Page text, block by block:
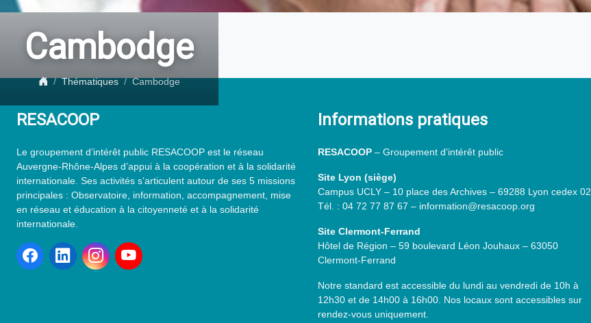
Cambodge
Thématiques Cambodge
RESACOOP
Le groupement d’intérêt public RESACOOP est le réseau
Auvergne-Rhône-Alpes d’appui à la coopération et à la solidarité
internationale. Ses activités s’articulent autour de ses 5 missions
principales : Observatoire, information, accompagnement, mise
en réseau et éducation à la citoyenneté et à la solidarité
internationale.
Informations pratiques
RESACOOP – Groupement d’intérêt public
Site Lyon (siège)
Campus UCLY – 10 place des Archives – 69288 Lyon cedex 02
Tél. : 04 72 77 87 67 – information@resacoop.org
Site Clermont-Ferrand
Hôtel de Région – 59 boulevard Léon Jouhaux – 63050
Clermont-Ferrand
Notre standard est accessible du lundi au vendredi de 10h à
12h30 et de 14h00 à 16h00. Nos locaux sont accessibles sur
rendez-vous uniquement.